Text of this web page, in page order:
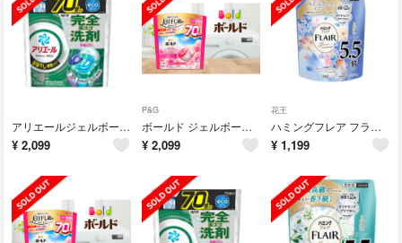
アリエールジェルボール4D部屋干し用 詰替 70個
¥ 2,099
P&G
ボールド ジェルボール 4D プレミアム 洗濯洗剤詰替え 70個
¥ 2,099
花王
ハミングフレア フラワーハーモニー スパウトパウチ(1930g)
¥ 1,199